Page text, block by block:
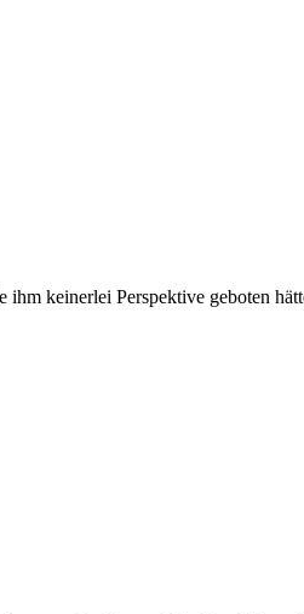
ihm keinerlei Perspektive geboten